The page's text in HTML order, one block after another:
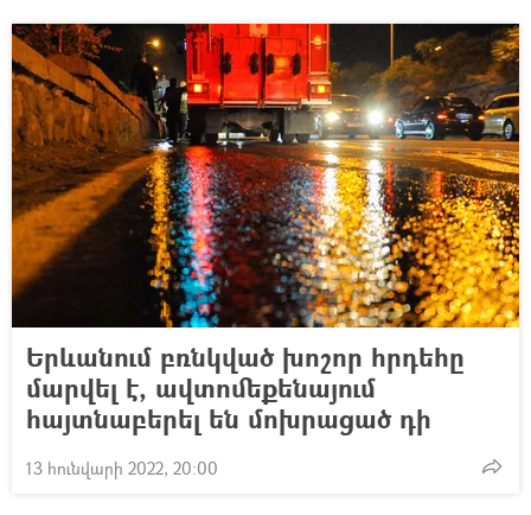
Երևանում բռնկված խոշոր հրդեհը
մարվել է, ավտոմեքենայում
հայտնաբերել են մոխրացած դի
13 հունվարի 2022, 20:00